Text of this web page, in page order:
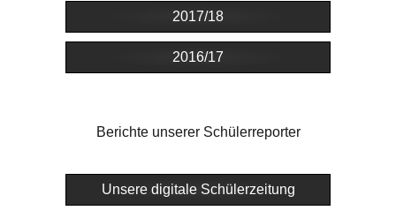
2017/18
2016/17
Berichte unserer Schülerreporter
Unsere digitale Schülerzeitung